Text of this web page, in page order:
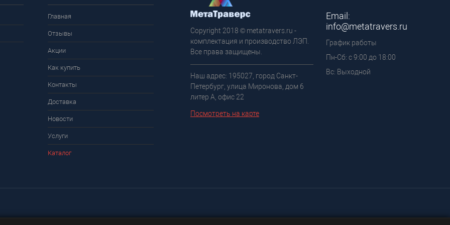
Главная
Отзывы
Акции
Как купить
Контакты
Доставка
Новости
Услуги
Каталог
Copyright 2018 © metatravers.ru -
комплектация и производство ЛЭП.
Все права защищены.
Наш адрес: 195027, город Санкт-
Петербург, улица Миронова, дом 6
литер А, офис 22
Посмотреть на карте
Email:
info@metatravers.ru
График работы
Пн-Сб: с 9:00 до 18:00
Вс: Выходной